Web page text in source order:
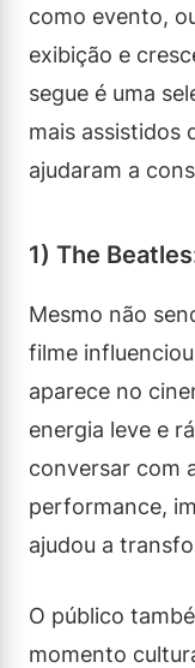
como evento,
exibição e
segue é uma
mais assistidos
ajudaram a
1) The
Mesmo não
filme
aparece no
energia leve e
conversar com
performance,
ajudou a
O público
momento